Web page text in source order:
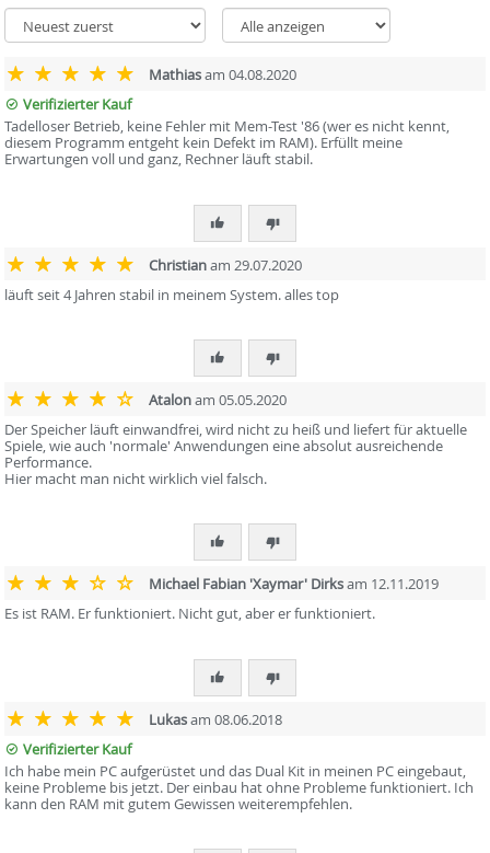
Mathiasam 04.08.2020
Verifizierter Kauf
Tadelloser Betrieb, keine Fehler mit Mem-Test '86 (wer es nicht kennt,
diesem Programm entgeht kein Defekt im RAM). Erfüllt meine
Erwartungen voll und ganz, Rechner läuft stabil.
Christianam 29.07.2020
läuft seit 4 Jahren stabil in meinem System. alles top
Atalonam 05.05.2020
Der Speicher läuft einwandfrei, wird nicht zu heiß und liefert für aktuelle
Spiele, wie auch 'normale' Anwendungen eine absolut ausreichende
Performance.
Hier macht man nicht wirklich viel falsch.
Michael Fabian 'Xaymar' Dirksam 12.11.2019
Es ist RAM. Er funktioniert. Nicht gut, aber er funktioniert.
Lukasam 08.06.2018
Verifizierter Kauf
Ich habe mein PC aufgerüstet und das Dual Kit in meinen PC eingebaut,
keine Probleme bis jetzt. Der einbau hat ohne Probleme funktioniert. Ich
kann den RAM mit gutem Gewissen weiterempfehlen.